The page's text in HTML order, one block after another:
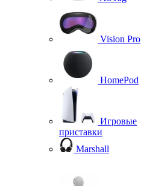
Vision Pro
HomePod
Игровые
приставки
Marshall